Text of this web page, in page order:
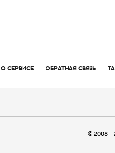
О СЕРВИСЕ ОБРАТНАЯ СВЯЗЬ
© 2008 -